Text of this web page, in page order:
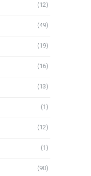
(12)
(49)
(19)
(16)
(13)
(1)
(12)
(1)
(90)